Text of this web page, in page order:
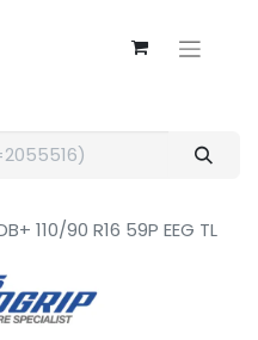
110/90 R16 59P EEG TL